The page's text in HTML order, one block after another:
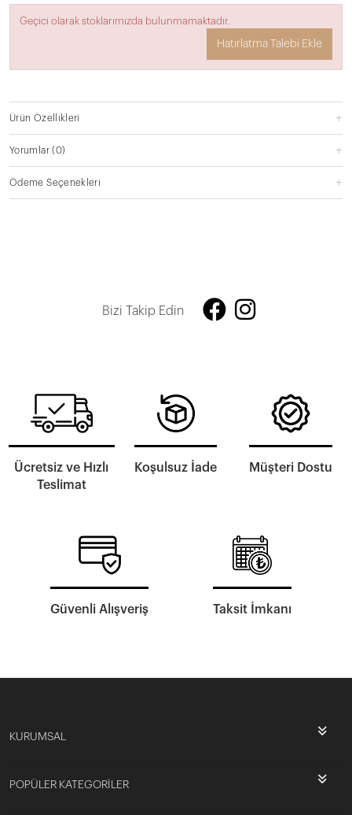
Geçici olarak stoklarımızda bulunmamaktadır.
Hatırlatma Talebi Ekle
Ürün Özellikleri
Yorumlar(0)
Ödeme Seçenekleri
Bizi Takip Edin
Ücretsiz ve Hızlı
Teslimat
Koşulsuz İade Müşteri Dostu
Güvenli Alışveriş Taksit İmkanı
KURUMSAL
POPÜLER KATEGORİLER